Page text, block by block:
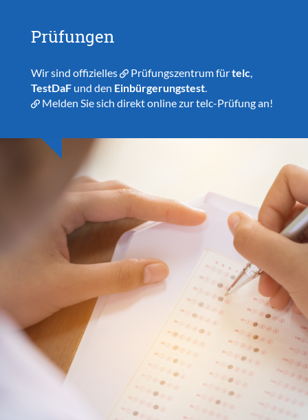
Prüfungen
Wir sind offizielles Prüfungszentrumfürtelc,
TestDaFund den Einbürgerungstest.
Melden Sie sich direkt online zur telc-Prüfungan!